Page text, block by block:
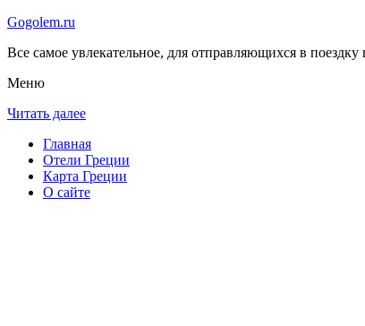
Gogolem.ru
Все самое увлекательное, для отправляющихся в
Меню
Читать далее
Главная
Отели Греции
Карта Греции
О сайте